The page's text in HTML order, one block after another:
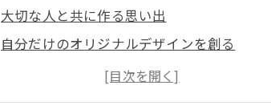
大切な人と共に作る思い出
自分だけのオリジナルデザインを創る
プレゼントにぴったり！手作りアクセサリー
手作りアクセサリーで感謝の気持ちを伝え